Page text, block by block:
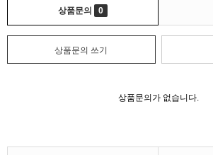
상품문의 0
상품문의 쓰기
상품문의가 없습니다.